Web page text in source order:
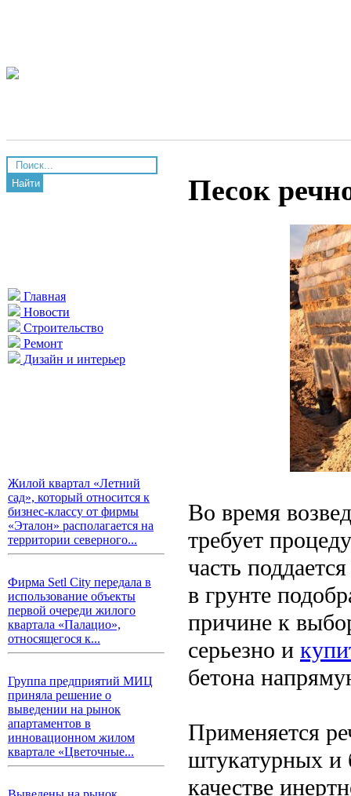
Найти
Главная
Новости
Строительство
Ремонт
Дизайн и интерьер
Жилой квартал «Летний
сад», который относится к
бизнес-классу от фирмы
«Эталон» располагается на
территории северного...
Фирма Setl City передала в
использование объекты
первой очереди жилого
квартала «Палацио»,
относящегося к...
Группа предприятий МИЦ
приняла решение о
выведении на рынок
апартаментов в
инновационном жилом
квартале «Цветочные...
Песок
Во время
требует
часть
в грунте
причине к
серьезно и
бетона
Применяется
штукатурных и
качестве